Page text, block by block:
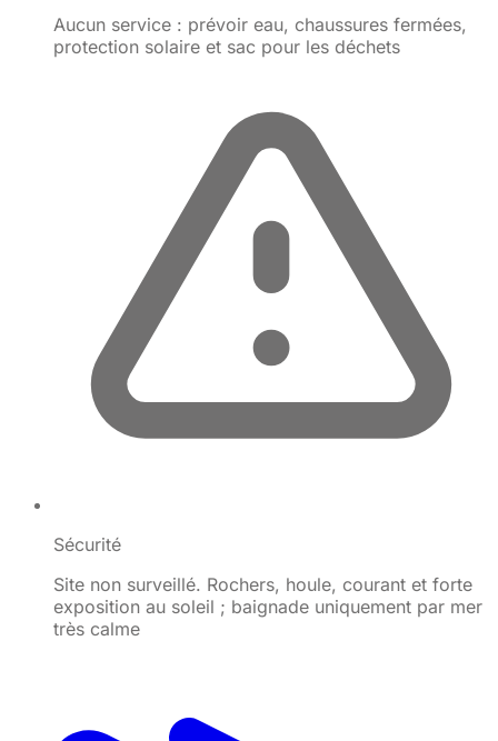
Aucun service : prévoir eau, chaussures fermées,
protection solaire et sac pour les déchets
Sécurité
Site non surveillé. Rochers, houle, courant et forte
exposition au soleil ; baignade uniquement par mer
très calme